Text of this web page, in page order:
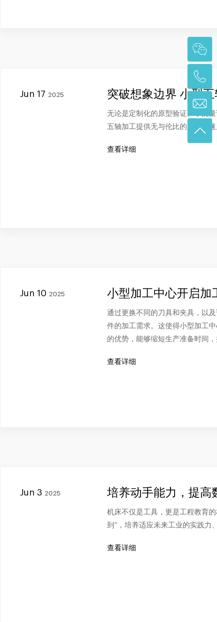
Jun 17 2025 突破想象边界 小型
无论是定制化的原型验证、小批
五轴加工提供无与伦比的柔性、
查看详细
Jun 10 2025 小型加工中心开启加
通过更换不同的刀具和夹具，以
件的加工需求。这使得小型加工
的优势，能够缩短生产准备时间
查看详细
Jun 3 2025 培养动手能力，提高
机床不仅是工具，更是工程教育
到”，培养适应未来工业的实践力
查看详细